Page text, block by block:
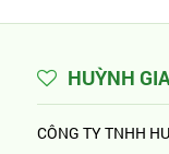
HUỲNH
CÔNG TY TNHH